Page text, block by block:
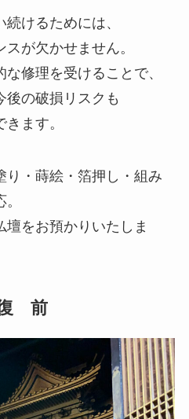
けるためには、
が欠かせません。
修理を受けることで、
後の破損リスクも
ます。
り・蒔絵・箔押し・組み
をお預かりいたしま
前